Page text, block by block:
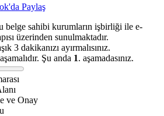
Paylaş
belge sahibi kurumların işbirliği ile e-
üzerinden sunulmaktadır.
3 dakikanızı ayırmalısınız.
aşamalıdır. Şu anda 1. aşamadasınız.
ve Onay